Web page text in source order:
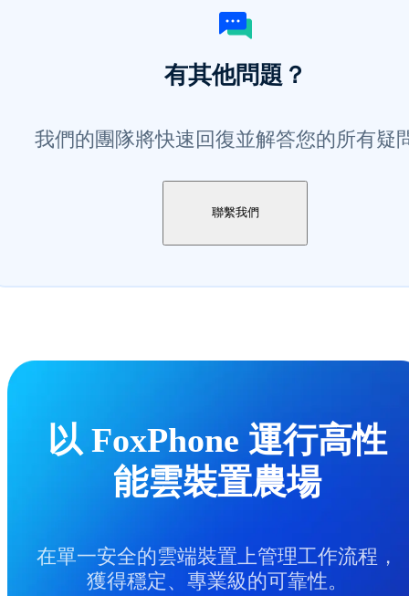
有其他問題？
我們的團隊將快速回復並解答您的所有疑
聯繫我們
以 FoxPhone 運行高性
能雲裝置農場
在單一安全的雲端裝置上管理工作流程，
獲得穩定、專業級的可靠性。